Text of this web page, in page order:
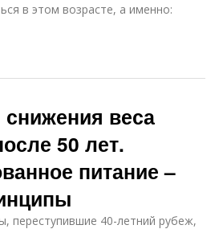
в этом возрасте, а именно:
веса
50 лет.
питание –
переступившие 40-летний рубеж,